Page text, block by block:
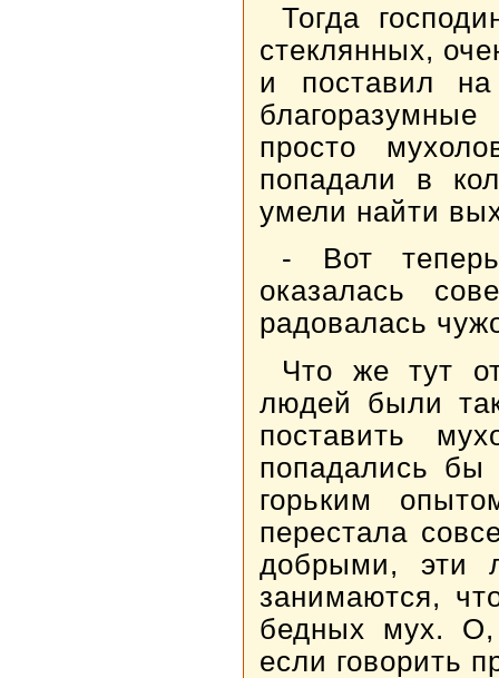
Тогда
стеклянных,
и поставил
просто
попадали в
умели найти
- Вот
оказалась
радовалась
Что же тут
людей были
поставить
попадались
горьким
перестала
добрыми, эти
занимаются,
бедных мух. О,
если говорить